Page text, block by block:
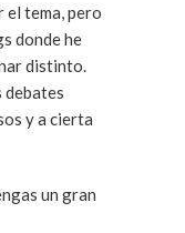
el tema, pero
donde he
distinto.
debates
y a cierta
un gran